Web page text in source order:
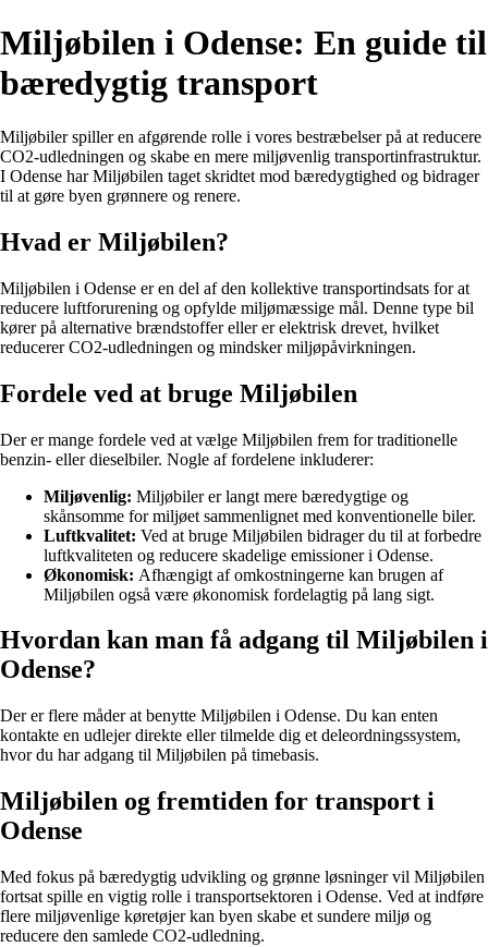
Miljøbilen i Odense: En guide til
bæredygtig transport
Miljøbiler spiller en afgørende rolle i vores bestræbelser på at reducere
CO2-udledningen og skabe en mere miljøvenlig transportinfrastruktur.
I Odense har Miljøbilen taget skridtet mod bæredygtighed og bidrager
til at gøre byen grønnere og renere.
Hvad er Miljøbilen?
Miljøbilen i Odense er en del af den kollektive transportindsats for at
reducere luftforurening og opfylde miljømæssige mål. Denne type bil
kører på alternative brændstoffer eller er elektrisk drevet, hvilket
reducerer CO2-udledningen og mindsker miljøpåvirkningen.
Fordele ved at bruge Miljøbilen
Der er mange fordele ved at vælge Miljøbilen frem for traditionelle
benzin- eller dieselbiler. Nogle af fordelene inkluderer:
Miljøvenlig: Miljøbiler er langt mere bæredygtige og
skånsomme for miljøet sammenlignet med konventionelle biler.
Luftkvalitet: Ved at bruge Miljøbilen bidrager du til at forbedre
luftkvaliteten og reducere skadelige emissioner i Odense.
Økonomisk: Afhængigt af omkostningerne kan brugen af
Miljøbilen også være økonomisk fordelagtig på lang sigt.
Hvordan kan man få adgang til Miljøbilen i
Odense?
Der er flere måder at benytte Miljøbilen i Odense. Du kan enten
kontakte en udlejer direkte eller tilmelde dig et deleordningssystem,
hvor du har adgang til Miljøbilen på timebasis.
Miljøbilen og fremtiden for transport i
Odense
Med fokus på bæredygtig udvikling og grønne løsninger vil Miljøbilen
fortsat spille en vigtig rolle i transportsektoren i Odense. Ved at indføre
flere miljøvenlige køretøjer kan byen skabe et sundere miljø og
reducere den samlede CO2-udledning.